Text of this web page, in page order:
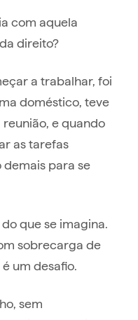
com aquela
direito?
a trabalhar, foi
doméstico, teve
e quando
as tarefas
demais para se
que se imagina.
sobrecarga de
um desafio.
sem